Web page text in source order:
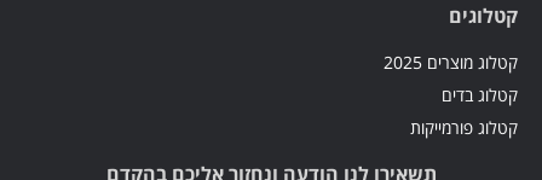
קטלוגים
קטלוג מוצרים 2025
קטלוג בדים
קטלוג פורמייקות
תשאירו לנו הודעה ונחזור אליכם בהקדם